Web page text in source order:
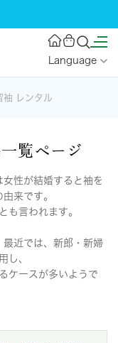
Language
袖 レンタル
覧ページ
性が結婚すると袖を
来です。
も言われます。
最近では、新郎・新婦
し、
ケースが多いようで